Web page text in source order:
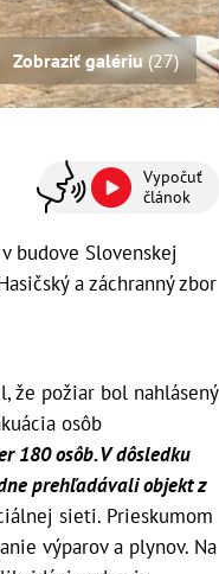
Zobraziť galériu (27)
Vypočuť
článok
budove Slovenskej
a záchranný zbor
že požiar bol nahlásený
osôb
180 osôb. V dôsledku
prehľadávali objekt z
sieti. Prieskumom
výparov a plynov. Na